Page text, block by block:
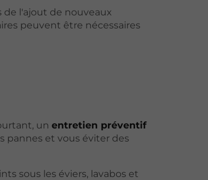
de l'ajout de nouveaux
peuvent être nécessaires
un entretien préventif
pannes et vous éviter des
sous les éviers, lavabos et